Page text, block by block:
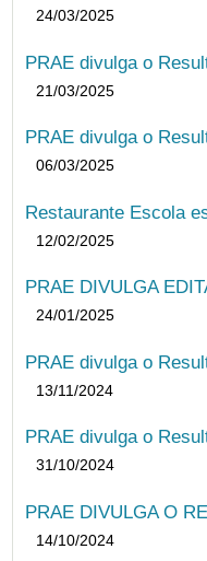
24/03/2025
PRAE divulga o
21/03/2025
PRAE divulga o
06/03/2025
Restaurante Escola
12/02/2025
PRAE DIVULGA
24/01/2025
PRAE divulga o
13/11/2024
PRAE divulga o
31/10/2024
PRAE DIVULGA O
14/10/2024